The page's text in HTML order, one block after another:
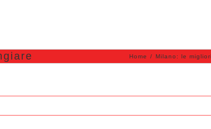
Home / Milano: le